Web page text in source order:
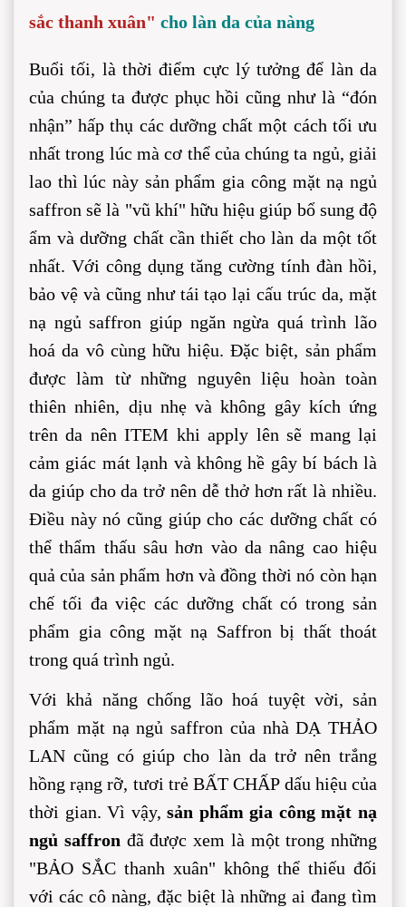
sắc thanh xuân" cho làn da của nàng
Buổi tối, là thời điểm cực lý tưởng để làn da
của chúng ta được phục hồi cũng như là “đón
nhận” hấp thụ các dưỡng chất một cách tối ưu
nhất trong lúc mà cơ thể của chúng ta ngủ, giải
lao thì lúc này sản phẩm gia công mặt nạ ngủ
saffron sẽ là "vũ khí" hữu hiệu giúp bổ sung độ
ẩm và dưỡng chất cần thiết cho làn da một tốt
nhất. Với công dụng tăng cường tính đàn hồi,
bảo vệ và cũng như tái tạo lại cấu trúc da, mặt
nạ ngủ saffron giúp ngăn ngừa quá trình lão
hoá da vô cùng hữu hiệu. Đặc biệt, sản phẩm
được làm từ những nguyên liệu hoàn toàn
thiên nhiên, dịu nhẹ và không gây kích ứng
trên da nên ITEM khi apply lên sẽ mang lại
cảm giác mát lạnh và không hề gây bí bách là
da giúp cho da trở nên dễ thở hơn rất là nhiều.
Điều này nó cũng giúp cho các dưỡng chất có
thể thẩm thấu sâu hơn vào da nâng cao hiệu
quả của sản phẩm hơn và đồng thời nó còn hạn
chế tối đa việc các dưỡng chất có trong sản
phẩm gia công mặt nạ Saffron bị thất thoát
trong quá trình ngủ.
Với khả năng chống lão hoá tuyệt vời, sản
phẩm mặt nạ ngủ saffron của nhà DẠ THẢO
LAN cũng có giúp cho làn da trở nên trắng
hồng rạng rỡ, tươi trẻ BẤT CHẤP dấu hiệu của
thời gian. Vì vậy, sản phẩm gia công mặt nạ
ngủ saffron đã được xem là một trong những
"BẢO SẮC thanh xuân" không thể thiếu đối
với các cô nàng, đặc biệt là những ai đang tìm